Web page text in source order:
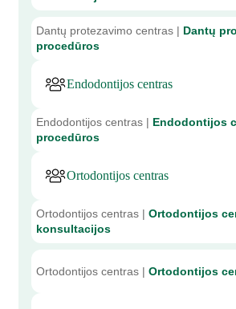
Dantų protezavimo centras | Dantų
procedūros
Endodontijos centras
Endodontijos centras | Endodontijos
procedūros
Ortodontijos centras
Ortodontijos centras | Ortodontijos
konsultacijos
Ortodontijos centras | Ortodontijos